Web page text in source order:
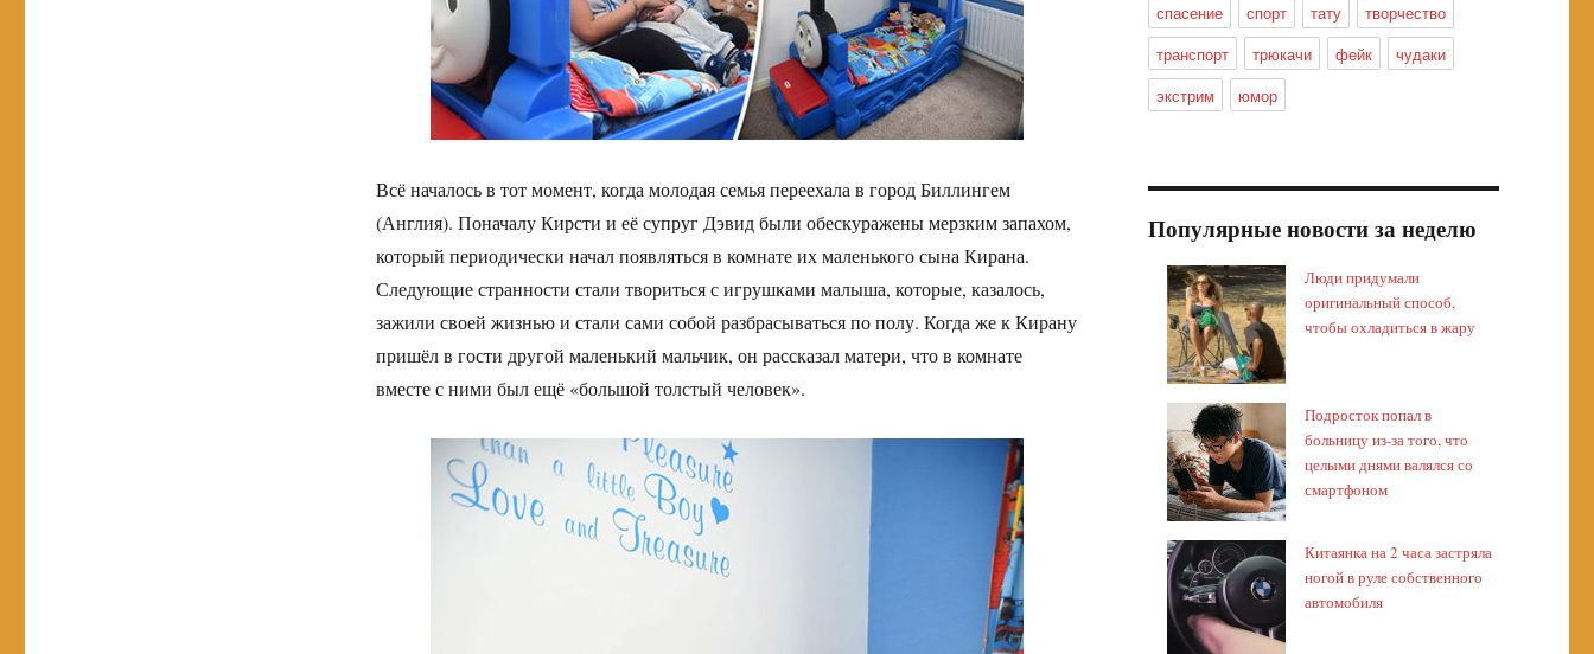
Всё началось в тот момент, когда молодая семья переехала в город Биллингем
(Англия). Поначалу Кирсти и её супруг Дэвид были обескуражены мерзким запахом,
который периодически начал появляться в комнате их маленького сына Кирана.
Следующие странности стали твориться с игрушками малыша, которые, казалось,
зажили своей жизнью и стали сами собой разбрасываться по полу. Когда же к Кирану
пришёл в гости другой маленький мальчик, он рассказал матери, что в комнате
вместе с ними был ещё «большой толстый человек».
спасение
спорт тату
творчество
транспорт
трюкачи фейк
чудаки
экстрим
юмор
Популярные новости за неделю
Люди придумали
оригинальный способ,
чтобы охладиться в жару
Подросток попал в
больницу из-за того, что
целыми днями валялся со
смартфоном
Китаянка на 2 часа застряла
ногой в руле собственного
автомобиля